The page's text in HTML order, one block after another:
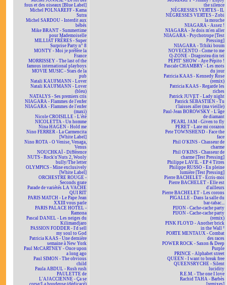
fous et des oiseaux [Blue Label]
Michel POLNAREFF - Kama
Sutra
Michel SARDOU - Interdit aux
bébés
Mike BRANT - Summertime
pour Mademoiselle
MILLIAT FRÈRES - Super
Surprise Party n° 8
MONTY - Moi je préfère la
France
MORRISSEY - The last of the
famous international playboys
MOVIE MUSIC - Stars de la
pub
Natali KAUFMANN - Lover
Natali KAUFMANN - Lover
(bleu)
NATALYS - Ses premiers cris
NIAGARA - Flammes de l'enfer
NIAGARA - Flammes de l'enfer
(maxi)
Nicole CROISILLE - L'été
NICOLETTA - Un homme
Nina HAGEN - Hold me
Nino FERRER - La Carmencita
[White Label]
Nino ROTA - O Venise, Venaga,
Venus
NOUCHKAÏ - Différence
NUTS - Rock'n'Nuts 2, Wooly
bully/The letter
OLYMPICS - Mine exclusively
[White Label]
ORCHESTRE ROUGE -
Seconds grate
Parade de variétés LA VACHE
QUI RIT
PARIS MATCH - Le Pape Jean
XXIII vous parle
PARIS PALACE HOTEL -
Ramona
Pascal DANEL - Les neiges du
Kilimandjaro
PASSION FODDER - I'd sell
my soul to God
Patricia KAAS - Une dernière
semaine à New York
Paul McCARTNEY - Once upon
a long ago
Paul SIMON - The obvious
child
Paula ABDUL - Rush rush
PAULETTE de
L'AJACCIENNE - Ça se
corse/La boudeuse (dédicacé)
the silence
NÉGRESSES VERTES - IL
NÉGRESSES VERTES - Zobi
la mouche
NIAGARA - Assez !
NIAGARA - Je dois m'en aller
NIAGARA - Psychotrope [Test
Pressing]
NIAGARA - Tchiki boum
NOVECENTO - Come to me
O-ZONE - Dragostea din teï
PÉPIT' SHOW - Aye Pépito !
Pascale CHAMBRY - Les mots
du jour
Patricia KAAS - Kennedy Rose
(remix)
Patricia KAAS - Regarde les
riches
Patrick JUVET - Lady night
Patrick SÉBASTIEN - Tu
t'laisses aller (ma vieille)
Paul-Jean BOROWSKY - L'âge
de diamant
PEARL JAM - Given to fly
PERET - Late mi corazon
Pete TOWNSHEND - Face the
face
Phil O'KINS - Chasseur de
charme
Phil O'KINS - Chasseur de
charme [Test Pressing]
Philippe LAVIL - EP 4 Titres
Philippe RUSSO - En pleine
lumière [Test Pressing]
Pierre BACHELET - Écris-moi
Pierre BACHELET - Elle est
d'ailleurs
Pierre BACHELET - Les corons
PIGALLE - Dans la salle du
bar-tabac...
PIJON - Cache-cache party
PIJON - Cache-cache party
(remix)
PINK FLOYD - Another brick
in the Wall ²
PORTE MENTAUX - Combat
des races
POWER ROCK - Saxon & Deep
Purple
PRINCE - Alphabet street
QUEEN - I want to break free
QUEENSRYCHE - Silent
lucidity
R.E.M. - The one I love
Rachid TAHA - Barbès
[remixes]